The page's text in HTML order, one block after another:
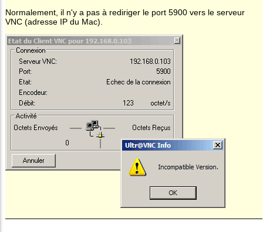
Normalement, il n'y a pas à rediriger le port 5900 vers le serveur
VNC (adresse IP du Mac).